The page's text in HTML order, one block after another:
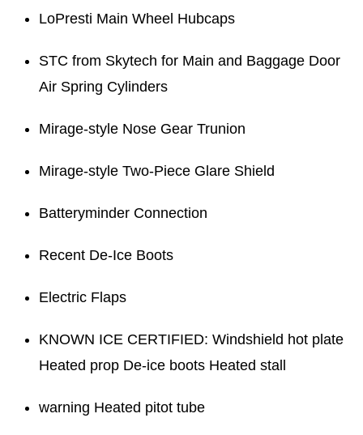
LoPresti Main Wheel Hubcaps
STC from Skytech for Main and Baggage Door
Air Spring Cylinders
Mirage-style Nose Gear Trunion
Mirage-style Two-Piece Glare Shield
Batteryminder Connection
Recent De-Ice Boots
Electric Flaps
KNOWN ICE CERTIFIED: Windshield hot plate
Heated prop De-ice boots Heated stall
warning Heated pitot tube